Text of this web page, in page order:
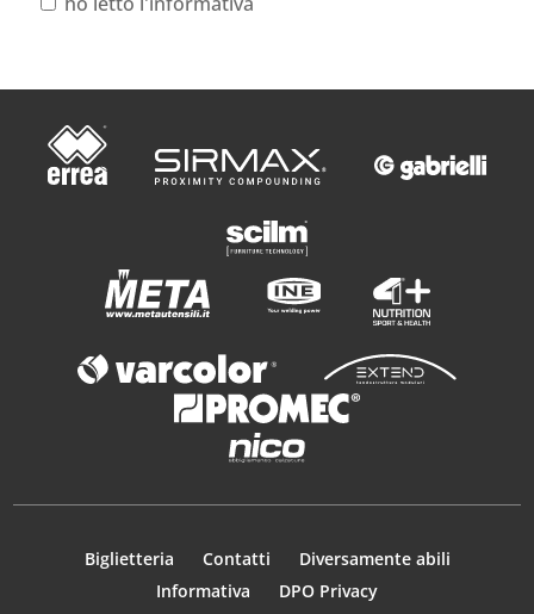
Biglietteria Contatti
Diversamente abili
Informativa
DPO Privacy